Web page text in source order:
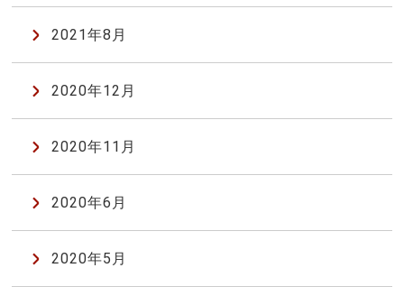
2021年8月
2020年12月
2020年11月
2020年6月
2020年5月